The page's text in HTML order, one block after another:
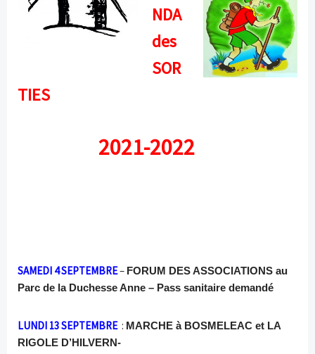
NDA
des
SOR
TIES
2021-2022
SAMEDI 4 SEPTEMBRE– FORUM DES ASSOCIATIONS au
Parc de la Duchesse Anne – Pass sanitaire demandé
LUNDI 13 SEPTEMBRE: MARCHE à BOSMELEAC et LA
RIGOLE D’HILVERN-